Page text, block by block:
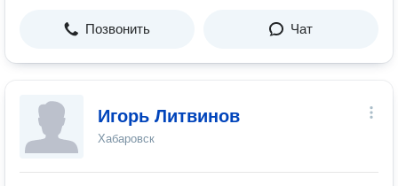
Позвонить Чат
Игорь Литвинов
Хабаровск